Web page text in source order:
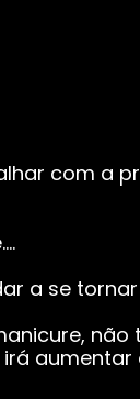
com a
a se
aumentar